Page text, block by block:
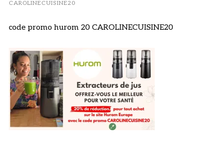
CAROLINECUISINE20
code promo hurom 20 CAROLINECUISINE20